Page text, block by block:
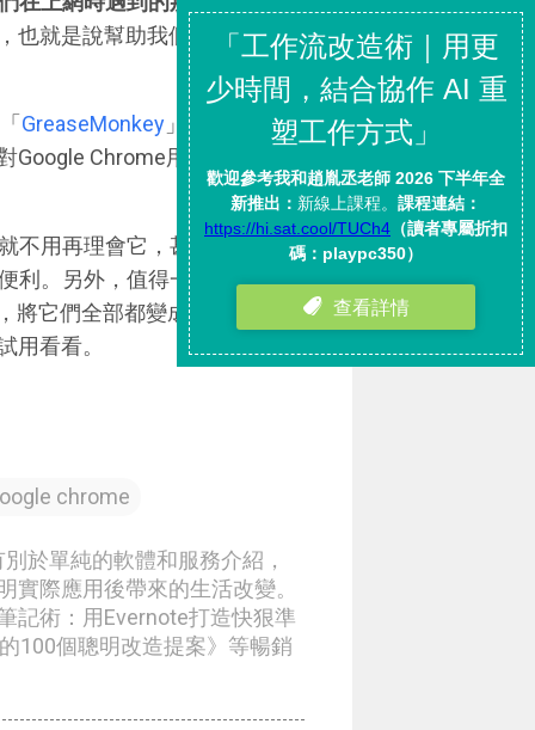
也就是說幫助我們更快速便捷
GreaseMonkey 」或者是
Chrome用戶來說則可
不用再理會它，甚至會忘記有
利。另外，值得一提的是這個
它們全部都變成超連結。這
用看看。
chrome
於單純的軟體和服務介紹，
際應用後帶來的生活改變。
記術：用Evernote打造快狠準
100個聰明改造提案》等暢銷